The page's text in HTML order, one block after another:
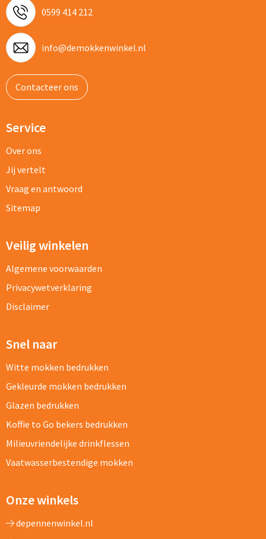
0599 414 212
info@demokkenwinkel.nl
Contacteer ons
Service
Over ons
Jij vertelt
Vraag en antwoord
Sitemap
Veilig winkelen
Algemene voorwaarden
Privacywetverklaring
Disclaimer
Snel naar
Witte mokken bedrukken
Gekleurde mokken bedrukken
Glazen bedrukken
Koffie to Go bekers bedrukken
Milieuvriendelijke drinkflessen
Vaatwasserbestendige mokken
Onze winkels
depennenwinkel.nl